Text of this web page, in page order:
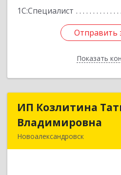
1С:Специалист
Отправить
Показать
Отправить
Назад
ИП Козлитина
Владимировна
Новоалександровск
ИП